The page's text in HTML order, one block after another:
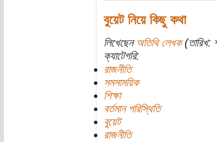
বুয়েট নিয়ে কিছু কথা
লিখেছেন অতিথি লেখক(তারিখ:
ক্যাটেগরি:
রাজনীতি
সমসাময়িক
শিক্ষা
বর্তমান পরিস্থিতি
বুয়েট
রাজনীতি